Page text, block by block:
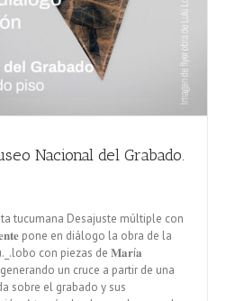
Nacional del Grabado.
tucumana Desajuste múltiple con
pone en diálogo la obra de la
con piezas de 𝐌𝐚𝐫í𝐚
un cruce a partir de una
sobre el grabado y sus